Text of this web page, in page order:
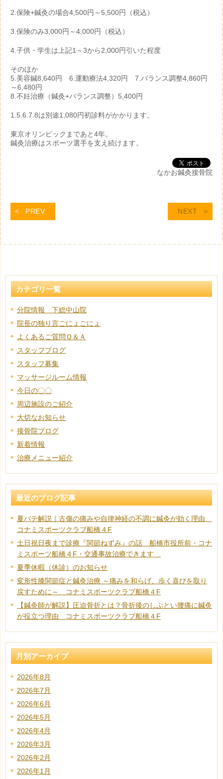
2.保険+鍼灸の場合4,500円～5,500円（税込）
3.保険のみ3,000円～4,000円（税込）
4.子供・学生は上記1～3から2,000円引いた程度
そのほか
5.美容鍼8,640円 6.運動療法4,320円 7.バランス調整4,860円
～6,480円
8.不妊治療（鍼灸+バランス調整）5,400円
1.5.6.7.8は別途1,080円初診料がかかります。
東京オリンピックまであと4年。
鍼灸治療はスポーツ選手を支え続けます。
なかお鍼灸接骨院
PREV NEXT
カテゴリ一覧
分院情報 下総中山院
院長の独り言ごにょごにょ
よくあるご質問Ｑ＆Ａ
スタッフブログ
スタッフ募集
マッサージルーム情報
今日の〇〇
周辺施設のご紹介
大切なお知らせ
接骨院ブログ
新着情報
治療メニュー紹介
最近のブログ記事
夏バテ解説｜古傷の痛みや自律神経の不調に鍼灸が効く理由
コナミスポーツクラブ船橋４F
土日祝日夜まで診療『関節ねずみ』の話 船橋市役所前・コナ
ミスポーツ船橋４F・交通事故治療できます
夏季休暇（休診）のお知らせ
変形性膝関節症と鍼灸治療 ～痛みを和らげ、歩く喜びを取り
戻すために～ コナミスポーツクラブ船橋４F
【鍼灸師が解説】圧迫骨折とは？骨折後のしぶとい腰痛に鍼灸
が役立つ理由 コナミスポーツクラブ船橋４F
月別アーカイブ
2026年8月
2026年7月
2026年6月
2026年5月
2026年4月
2026年3月
2026年2月
2026年1月